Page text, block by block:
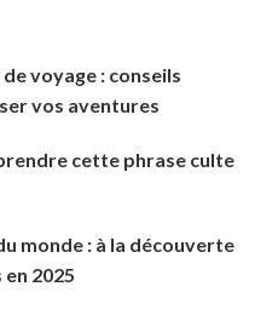
voyage : conseils
vos aventures
cette phrase culte
monde : à la découverte
2025